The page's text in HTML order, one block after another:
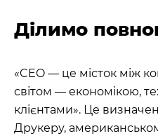
Ділимо
«CEO — це місток між
світом — економікою,
клієнтами». Це
Друкеру,